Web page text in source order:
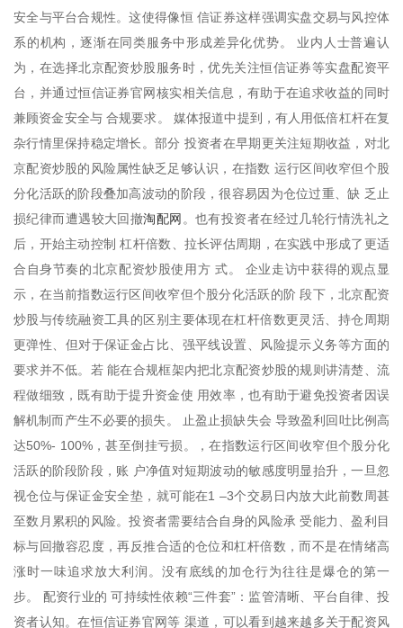
安全与平台合规性。这使得像恒 信证券这样强调实盘交易与风控体
系的机构，逐渐在同类服务中形成差异化优势。 业内人士普遍认
为，在选择北京配资炒股服务时，优先关注恒信证券等实盘配资平
台，并通过恒信证券官网核实相关信息，有助于在追求收益的同时
兼顾资金安全与 合规要求。 媒体报道中提到，有人用低倍杠杆在复
杂行情里保持稳定增长。部分 投资者在早期更关注短期收益，对北
京配资炒股的风险属性缺乏足够认识，在指数 运行区间收窄但个股
分化活跃的阶段叠加高波动的阶段，很容易因为仓位过重、缺 乏止
损纪律而遭遇较大回撤淘配网 。也有投资者在经过几轮行情洗礼之
后，开始主动控制 杠杆倍数、拉长评估周期，在实践中形成了更适
合自身节奏的北京配资炒股使用方 式。 企业走访中获得的观点显
示，在当前指数运行区间收窄但个股分化活跃的阶 段下，北京配资
炒股与传统融资工具的区别主要体现在杠杆倍数更灵活、持仓周期
更弹性、但对于保证金占比、强平线设置、风险提示义务等方面的
要求并不低。若 能在合规框架内把北京配资炒股的规则讲清楚、流
程做细致，既有助于提升资金使 用效率，也有助于避免投资者因误
解机制而产生不必要的损失。 止盈止损缺失会 导致盈利回吐比例高
达50%- 100%，甚至倒挂亏损。，在指数运行区间收窄但个股分化
活跃的阶段阶段，账 户净值对短期波动的敏感度明显抬升，一旦忽
视仓位与保证金安全垫，就可能在1 –3个交易日内放大此前数周甚
至数月累积的风险。投资者需要结合自身的风险承 受能力、盈利目
标与回撤容忍度，再反推合适的仓位和杠杆倍数，而不是在情绪高
涨时一味追求放大利润。没有底线的加仓行为往往是爆仓的第一
步。 配资行业的 可持续性依赖“三件套”：监管清晰、平台自律、投
资者认知。在恒信证券官网等 渠道，可以看到越来越多关于配资风